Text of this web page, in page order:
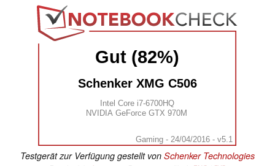
Gut (82%)
Schenker XMG C506
Intel Core i7-6700HQ
NVIDIA GeForce GTX 970M
Gaming - 24/04/2016 - v5.1
Testgerät zur Verfügung gestellt von Schenker Technologies